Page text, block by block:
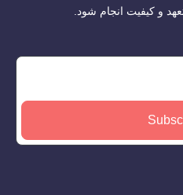
و کیفیت انجام شود.